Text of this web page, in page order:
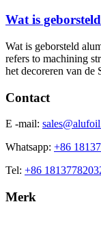
Wat is
Wat is geborsteld
refers to machining
het decoreren van de
Contact
E -mail:
Whatsapp: +86
Tel: +86
Merk